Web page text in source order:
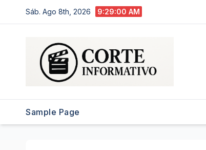
al
Sáb. Ago 8th, 2026 9:29:00 AM
Sample Page